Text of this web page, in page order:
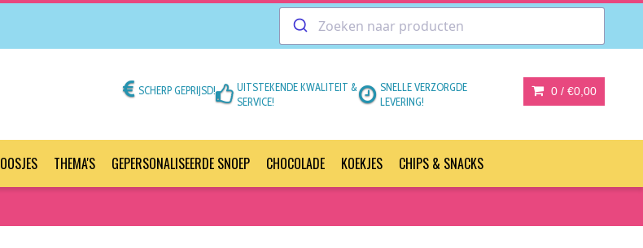
SCHERP GEPRIJSD!
UITSTEKENDE KWALITEIT &
SERVICE!
SNELLE VERZORGDE
LEVERING!
0 / €0,00
THEMA'S GEPERSONALISEERDE SNOEP CHOCOLADE KOEKJES CHIPS & SNACKS